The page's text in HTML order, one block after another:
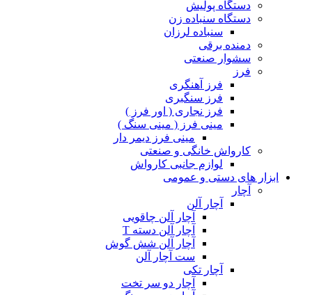
دستگاه پولیش
دستگاه سنباده زن
سنباده لرزان
دمنده برقی
سشوار صنعتی
فرز
فرز آهنگری
فرز سنگبری
فرز نجاری ( اور فرز )
مینی فرز ( مینی سنگ )
مینی فرز دیمر دار
کارواش خانگی و صنعتی
لوازم جانبی کارواش
ابزار های دستی و عمومی
آچار
آچار آلن
آچار آلن چاقویی
آچار آلن دسته T
آچار آلن شش گوش
ست آچار آلن
آچار تکی
آچار دو سر تخت